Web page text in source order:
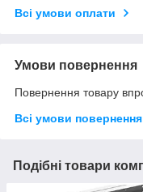
Всі умови оплати
Умови повернення
Повернення товару
Всі умови повернення
Подібні товари